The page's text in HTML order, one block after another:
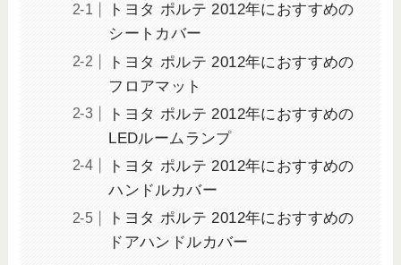
トヨタ ポルテ 2012年におすすめの
シートカバー
トヨタ ポルテ 2012年におすすめの
フロアマット
トヨタ ポルテ 2012年におすすめの
LEDルームランプ
トヨタ ポルテ 2012年におすすめの
ハンドルカバー
トヨタ ポルテ 2012年におすすめの
ドアハンドルカバー